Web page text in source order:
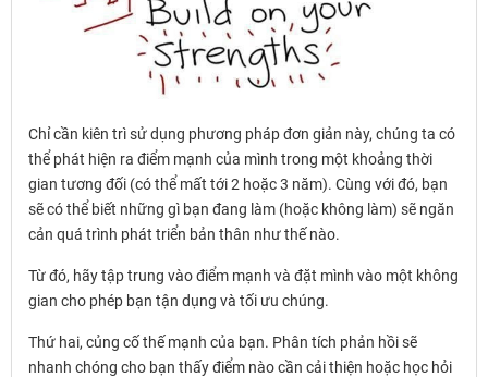
Chỉ cần kiên trì sử dụng phương pháp đơn giản này, chúng ta có
thể phát hiện ra điểm mạnh của mình trong một khoảng thời
gian tương đối (có thể mất tới 2 hoặc 3 năm). Cùng với đó, bạn
sẽ có thể biết những gì bạn đang làm (hoặc không làm) sẽ ngăn
cản quá trình phát triển bản thân như thế nào.
Từ đó, hãy tập trung vào điểm mạnh và đặt mình vào một không
gian cho phép bạn tận dụng và tối ưu chúng.
Thứ hai, củng cố thế mạnh của bạn. Phân tích phản hồi sẽ
nhanh chóng cho bạn thấy điểm nào cần cải thiện hoặc học hỏi